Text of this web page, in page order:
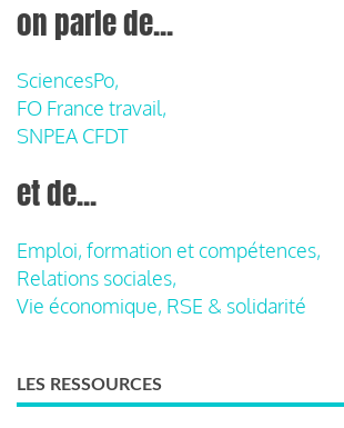
on parle de...
SciencesPo,
FO France travail,
SNPEA CFDT
et de...
Emploi, formation et compétences,
Relations sociales,
Vie économique, RSE & solidarité
LES RESSOURCES